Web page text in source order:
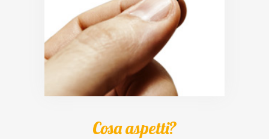
Cosa aspetti?